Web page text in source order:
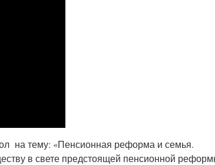
на тему: «Пенсионная реформа и семья.
в свете предстоящей пенсионной